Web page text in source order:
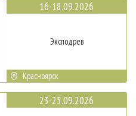
16-18.09.2026
Эксподрев
Красноярск
23-25.09.2026